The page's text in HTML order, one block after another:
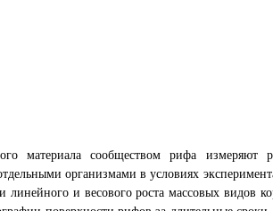
материала сообществом рифа
организмами в условиях
линейного и весового роста массовых видов